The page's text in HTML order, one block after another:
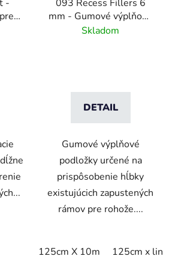
-
093 Recess Fillers 6
mm - Gumové výplňové
podložky
Skladom
DETAIL
Gumové výplňové
podložky určené na
prispôsobenie hĺbky
existujúcich zapustených
rámov pre rohože....
125cm X 10m 125cm x